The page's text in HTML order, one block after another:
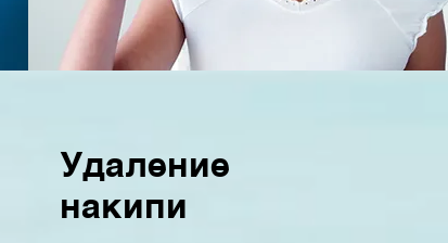
Удаление
накипи